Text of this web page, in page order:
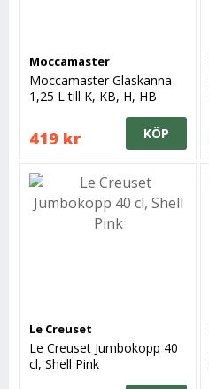
Moccamaster
Moccamaster Glaskanna
1,25 L till K, KB, H, HB
419 kr KÖP
Le Creuset
Le Creuset Jumbokopp 40
cl, Shell Pink